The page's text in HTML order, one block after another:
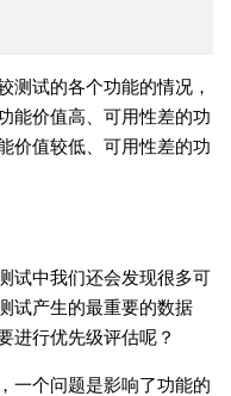
测试的各个功能的情况，
能价值高、可用性差的功
价值较低、可用性差的功
试中我们还会发现很多可
试产生的最重要的数据
进行优先级评估呢？
一个问题是影响了功能的